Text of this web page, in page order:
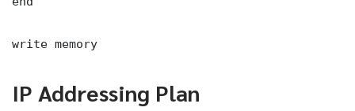
write memory
IP Addressing Plan